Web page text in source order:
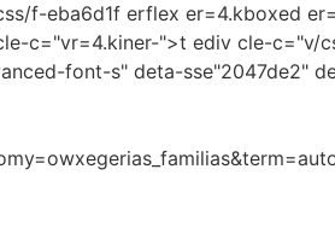
f-eba6d1f erflex er=4.kboxed
c="vr=4.kiner-">t ediv cle-
font-s" deta-sse"2047de2"